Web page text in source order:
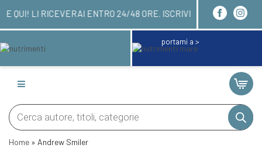
QUI! LI RICEVERAI ENTRO 24/48
portami a >
Products
search
Home » Andrew Smiler